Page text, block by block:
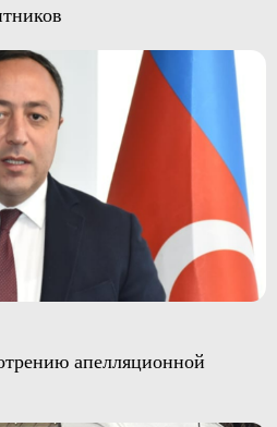
апелляционной